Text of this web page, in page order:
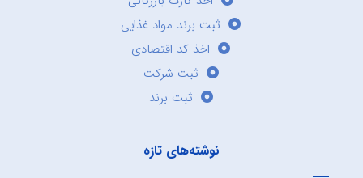
ثبت برند مواد غذایی
اخذ کد اقتصادی
ثبت شرکت
ثبت برند
نوشته‌های تازه